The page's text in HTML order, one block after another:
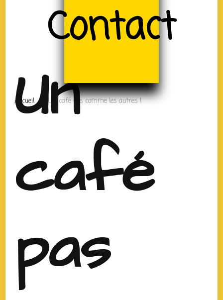
Accueil Un café pas comme les autres !
Un
café
pas
Contact